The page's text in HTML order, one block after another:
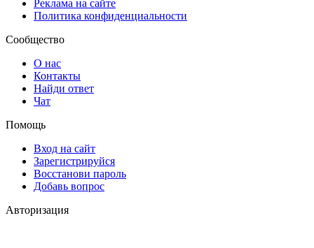
Реклама на сайте
Политика конфиденциальности
Сообщество
О нас
Контакты
Найди ответ
Чат
Помощь
Вход на сайт
Зарегистрируйся
Восстанови пароль
Добавь вопрос
Авторизация